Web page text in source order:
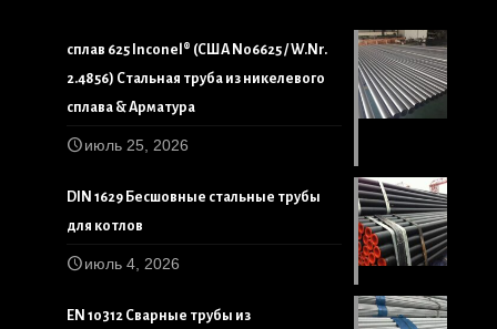
сплав 625 Inconel® (США N06625 / W.Nr.
2.4856) Стальная труба из никелевого
сплава & Арматура
июль 25, 2026
DIN 1629 Бесшовные стальные трубы
для котлов
июль 4, 2026
EN 10312 Сварные трубы из